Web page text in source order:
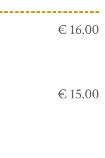
€ 16.00
€ 15.00